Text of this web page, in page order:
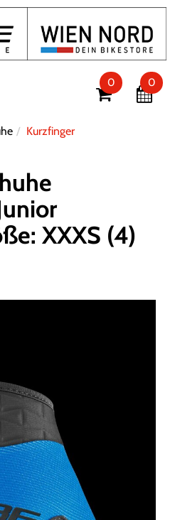
0 0
Kurzfinger
XXXS (4)